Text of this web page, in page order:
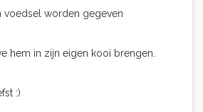
voedsel worden gegeven
hem in zijn eigen kooi brengen.
:)